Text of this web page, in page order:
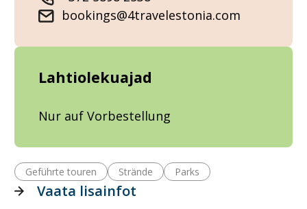
bookings@4travelestonia.com
Lahtiolekuajad
Nur auf Vorbestellung
Geführte touren Strände Parks
Vaata lisainfot